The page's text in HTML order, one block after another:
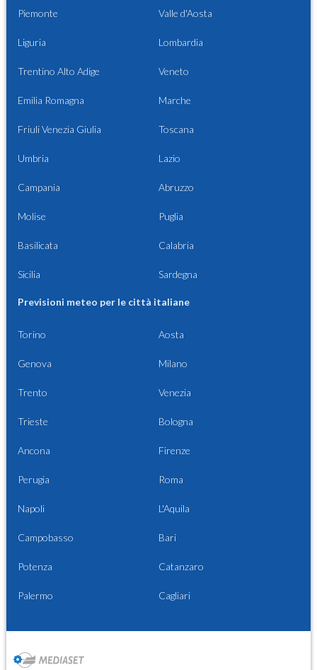
Piemonte Valle d'Aosta
Liguria Lombardia
Trentino Alto Adige Veneto
Emilia Romagna Marche
Friuli Venezia Giulia Toscana
Umbria Lazio
Campania Abruzzo
Molise Puglia
Basilicata Calabria
Sicilia Sardegna
Previsioni meteo per le città italiane
Torino Aosta
Genova Milano
Trento Venezia
Trieste Bologna
Ancona Firenze
Perugia Roma
Napoli L'Aquila
Campobasso Bari
Potenza Catanzaro
Palermo Cagliari